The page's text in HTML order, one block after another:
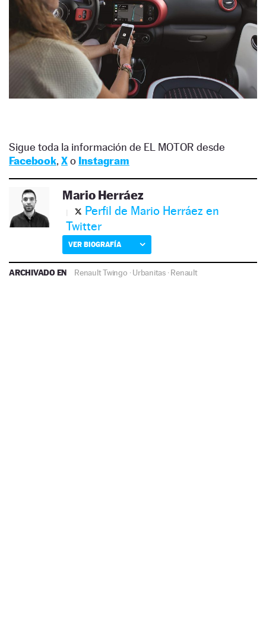
Sigue toda la información de EL MOTOR desde
Facebook, Xo Instagram
Mario Herráez
Perfil de Mario Herráez en
Twitter
VER BIOGRAFÍA
ARCHIVADO EN Renault Twingo ·Urbanitas ·Renault